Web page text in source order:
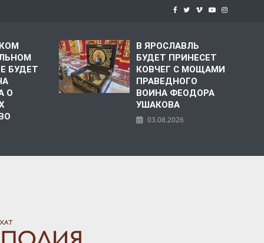
БУДЕТ
О
В ЯРОСЛАВЛЬ
БУДЕТ ПРИНЕСЕТ
КОВЧЕГ С МОЩАМИ
ПРАВЕДНОГО
ВОИНА ФЕОДОРА
УШАКОВА
03.08.2026